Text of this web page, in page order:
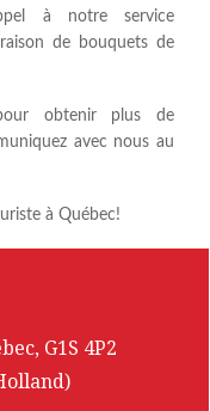
à notre service
de bouquets de
obtenir plus de
avec nous au
à Québec!
G1S 4P2